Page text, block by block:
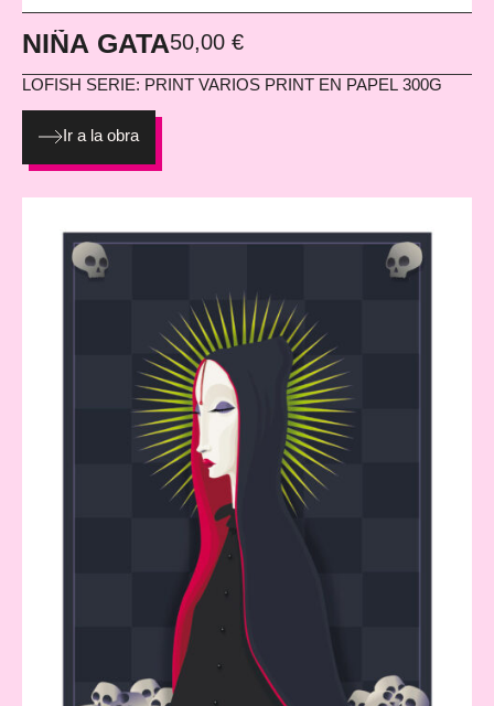
NIÑA GATA50,00 €
LOFISH SERIE: PRINT VARIOS PRINT EN PAPEL 300G
Ir a la obra